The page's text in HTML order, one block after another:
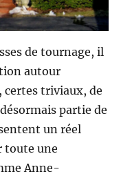
de tournage, il
autour
certes triviaux, de
partie de
un réel
toute une
Anne-